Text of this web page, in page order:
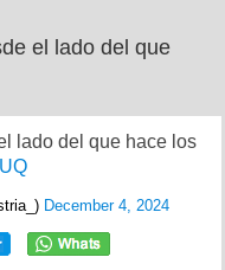
el lado del que
lado del que hace los
December 4, 2024